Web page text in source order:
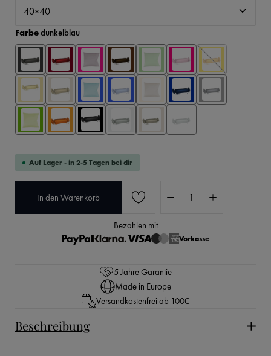
Farbeauswählen
dunkelblau
Auf Lager - in 2-5 Tagen bei dir
In den Warenkorb
Bezahlen mit
Vorkasse
5 Jahre Garantie
Made in Europe
Versandkostenfrei ab 100€
Beschreibung